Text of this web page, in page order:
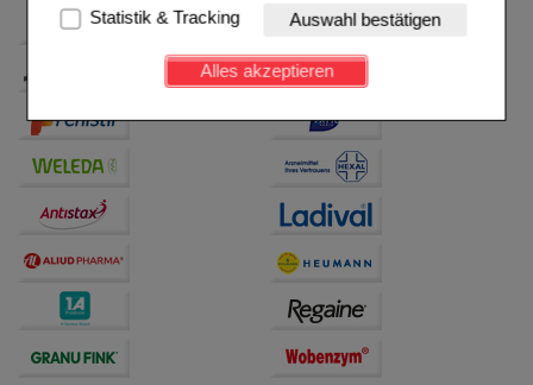
Website notwendig sind (z.B. Navigation, Warenkorb,
Kundenkonto), weshalb auf diese nicht verzichtet
werden kann.
Einkaufserlebnis noch ansprechender zu gestalten,
Besuchers oder unsere Seite an bevorzugte
Verhaltensweisen (z.B. Spracheinstellung)
anzupassen. Komfort-Cookies ermöglichen es uns
auch auf Ihre Bedürfnisse zugeschrittene Inhalte
anzuzeigen und unser Partnerprogramm zu
betreiben.
Statistik & Tracking:
Hierüber lassen sich
unserer Website sammeln, mit deren Hilfe wir unsere
Statistik & Tracking Auswahl bestätigen
Alles akzeptieren